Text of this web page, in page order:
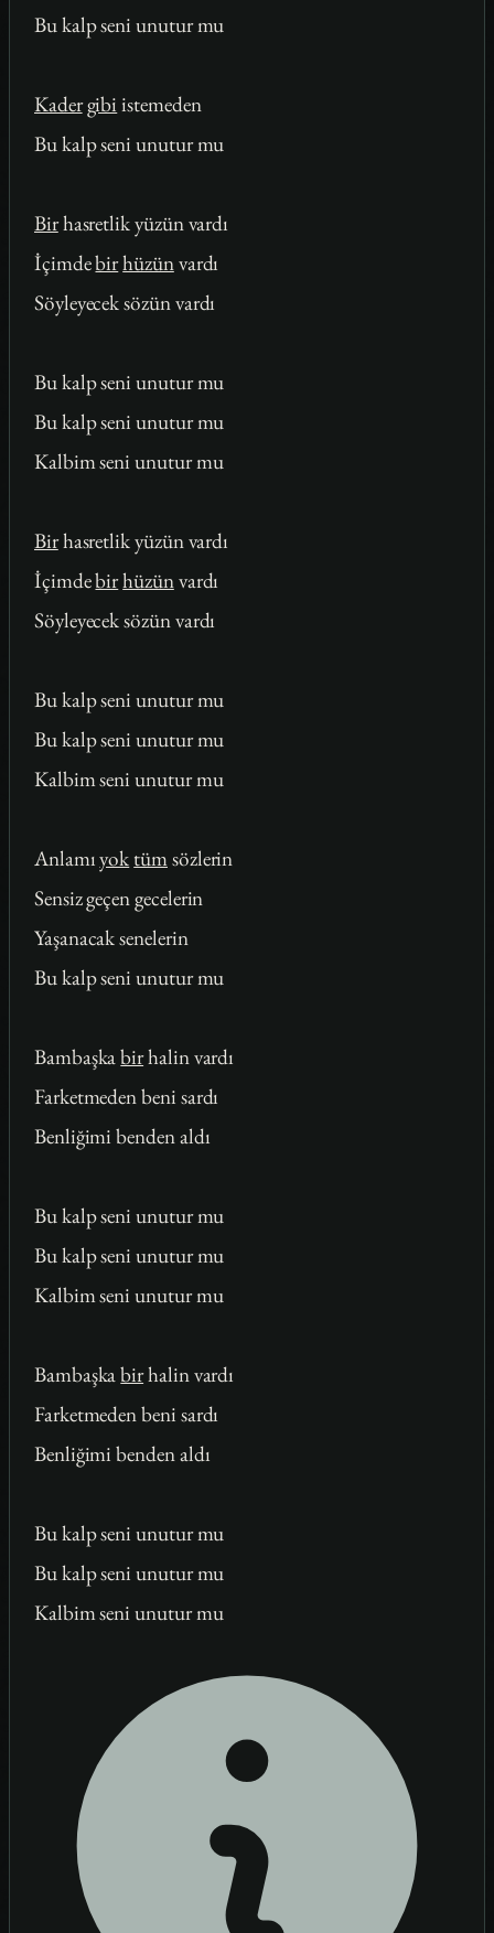
Bu kalp seni unutur mu
Kadergibi istemeden
Bu kalp seni unutur mu
Birhasretlik yüzün vardı
İçimdebirhüzünvardı
Söyleyecek sözün vardı
Bu kalp seni unutur mu
Bu kalp seni unutur mu
Kalbim seni unutur mu
Birhasretlik yüzün vardı
İçimdebirhüzünvardı
Söyleyecek sözün vardı
Bu kalp seni unutur mu
Bu kalp seni unutur mu
Kalbim seni unutur mu
Anlamıyok tümsözlerin
Sensiz geçen gecelerin
Yaşanacak senelerin
Bu kalp seni unutur mu
Bambaşkabirhalin vardı
Farketmeden beni sardı
Benliğimi benden aldı
Bu kalp seni unutur mu
Bu kalp seni unutur mu
Kalbim seni unutur mu
Bambaşkabirhalin vardı
Farketmeden beni sardı
Benliğimi benden aldı
Bu kalp seni unutur mu
Bu kalp seni unutur mu
Kalbim seni unutur mu